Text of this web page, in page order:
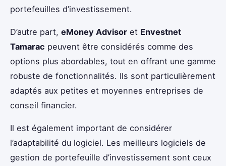
portefeuilles d’investissement.
D’autre part, eMoney Advisor et Envestnet
Tamarac peuvent être considérés comme des
options plus abordables, tout en offrant une gamme
robuste de fonctionnalités. Ils sont particulièrement
adaptés aux petites et moyennes entreprises de
conseil financier.
Il est également important de considérer
l’adaptabilité du logiciel. Les meilleurs logiciels de
gestion de portefeuille d’investissement sont ceux